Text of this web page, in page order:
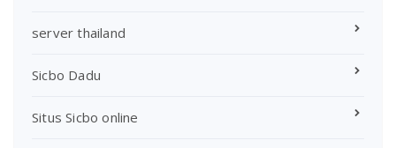
server thailand
Sicbo Dadu
Situs Sicbo online